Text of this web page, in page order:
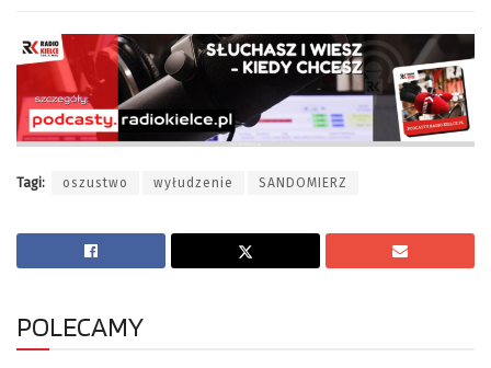
Tagi: oszustwo wyłudzenie SANDOMIERZ
POLECAMY